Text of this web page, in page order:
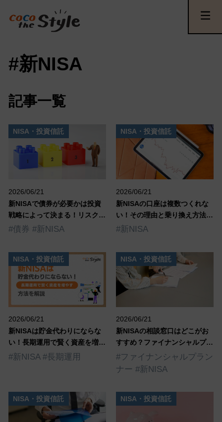
#新NISA
記事一覧
2026/06/21
新NISAで債券が必要かは投資
戦略によって決まる！リスク分
散の重要性を解説
#債券 #新NISA
NISA・投資信託
2026/06/21
新NISAの口座は複数つくれな
い！その理由と乗り換え方法を
詳しく解説
#新NISA
NISA・投資信託
2026/06/21
新NISAは貯金代わりにならな
い！長期運用で賢く資産を増や
す方法を解説
#新NISA #長期運用
NISA・投資信託
2026/06/21
新NISAの相談窓口はどこがお
すすめ？ファイナンシャルプラ
ンナーに相談するメリットは？
#ファイナンシャルプラン
ナー #新NISA
NISA・投資信託
NISA・投資信託 NISA・投資信託